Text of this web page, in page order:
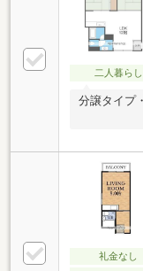
二人暮らし
分譲タイプ
礼金なし